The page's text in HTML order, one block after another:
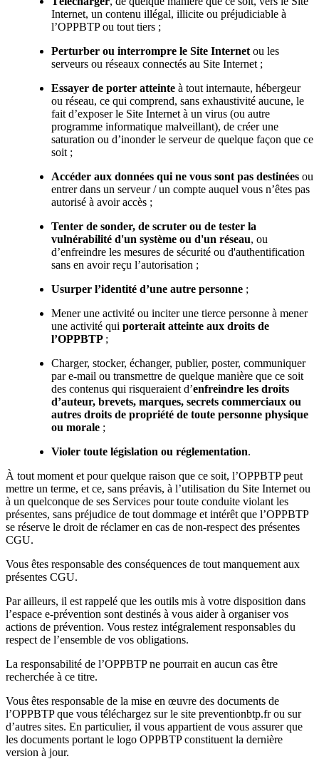
Internet, un contenu illégal, illicite ou préjudiciable à
l’OPPBTP ou tout tiers ;
Perturber ou interrompre le Site Internet ou les
serveurs ou réseaux connectés au Site Internet ;
Essayer de porter atteinte à tout internaute, hébergeur
ou réseau, ce qui comprend, sans exhaustivité aucune, le
fait d’exposer le Site Internet à un virus (ou autre
programme informatique malveillant), de créer une
saturation ou d’inonder le serveur de quelque façon que ce
soit ;
Accéder aux données qui ne vous sont pas destinées ou
entrer dans un serveur / un compte auquel vous n’êtes pas
autorisé à avoir accès ;
Tenter de sonder, de scruter ou de tester la
vulnérabilité d'un système ou d'un réseau, ou
d’enfreindre les mesures de sécurité ou d'authentification
sans en avoir reçu l’autorisation ;
Usurper l’identité d’une autre personne ;
Mener une activité ou inciter une tierce personne à mener
une activité qui porterait atteinte aux droits de
l’OPPBTP ;
Charger, stocker, échanger, publier, poster, communiquer
par e-mail ou transmettre de quelque manière que ce soit
des contenus qui risqueraient d’enfreindre les droits
d’auteur, brevets, marques, secrets commerciaux ou
autres droits de propriété de toute personne physique
ou morale ;
Violer toute législation ou réglementation.
À tout moment et pour quelque raison que ce soit, l’OPPBTP peut
mettre un terme, et ce, sans préavis, à l’utilisation du Site Internet ou
à un quelconque de ses Services pour toute conduite violant les
présentes, sans préjudice de tout dommage et intérêt que l’OPPBTP
se réserve le droit de réclamer en cas de non-respect des présentes
CGU.
Vous êtes responsable des conséquences de tout manquement aux
présentes CGU.
Par ailleurs, il est rappelé que les outils mis à votre disposition dans
l’espace e-prévention sont destinés à vous aider à organiser vos
actions de prévention. Vous restez intégralement responsables du
respect de l’ensemble de vos obligations.
La responsabilité de l’OPPBTP ne pourrait en aucun cas être
recherchée à ce titre.
Vous êtes responsable de la mise en œuvre des documents de
l’OPPBTP que vous téléchargez sur le site preventionbtp.fr ou sur
d’autres sites. En particulier, il vous appartient de vous assurer que
les documents portant le logo OPPBTP constituent la dernière
version à jour.